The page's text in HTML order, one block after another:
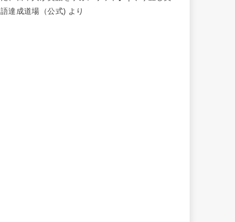
語達成道場（公式) より